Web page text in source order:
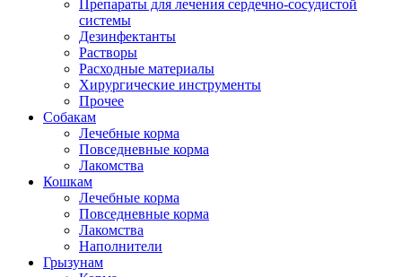
Препараты для лечения сердечно-сосудистой
системы
Дезинфектанты
Растворы
Расходные материалы
Хирургические инструменты
Прочее
Собакам
Лечебные корма
Повседневные корма
Лакомства
Кошкам
Лечебные корма
Повседневные корма
Лакомства
Наполнители
Грызунам